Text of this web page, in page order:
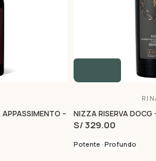
–
NIZZA RISERVA DOCG
S/ 329.00
Potente · Profundo